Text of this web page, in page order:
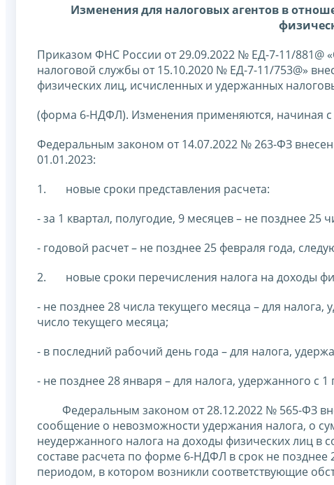
Изменения для налоговых агентов в
Приказом ФНС России от 29.09.2022 № ЕД-7-11/881@
налоговой службы от 15.10.2020 № ЕД-7-11/753@»
физических лиц, исчисленных и удержанных
(форма 6-НДФЛ). Изменения применяются, начиная с
Федеральным законом от 14.07.2022 № 263-ФЗ
01.01.2023:
1. новые сроки представления расчета:
- за 1 квартал, полугодие, 9 месяцев – не позднее
- годовой расчет – не позднее 25 февраля года,
2. новые сроки перечисления налога на доходы
- не позднее 28 числа текущего месяца – для
число текущего месяца;
- в последний рабочий день года – для налога,
- не позднее 28 января – для налога, удержанного с 1
Федеральным законом от 28.12.2022 № 565-ФЗ
сообщение о невозможности удержания налога, о
неудержанного налога на доходы физических лиц в
составе расчета по форме 6-НДФЛ в срок не
периодом, в котором возникли соответствующие